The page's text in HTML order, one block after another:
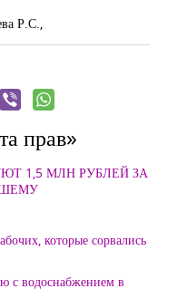
Р.С.,
прав»
1,5 МЛН РУБЛЕЙ ЗА
которые сорвались
с водоснабжением в